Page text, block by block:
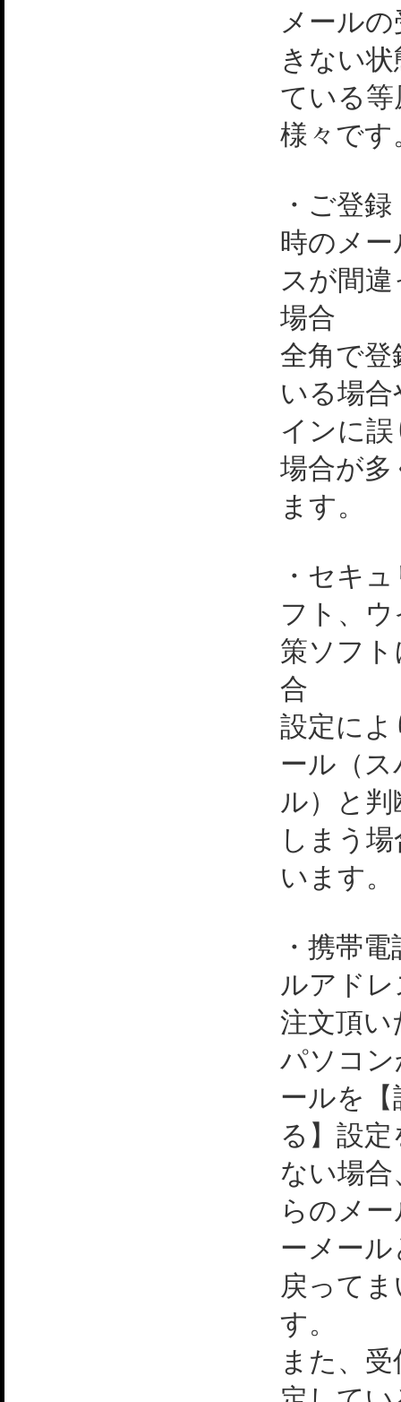
メール
きない
ている
様々です
・ご登
時のメ
スが間
場合
全角で
いる場
インに
場合が
ます。
・セキ
フト、
策ソフ
合
設定に
ール（
ル）と
しまう
います。
・携帯
ルアド
注文頂い
パソコ
ールを【
る】設
ない場
らのメ
ーメー
戻って
す。
また、